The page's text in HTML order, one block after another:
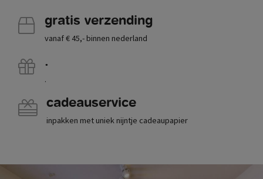
gratis verzending
vanaf € 45,- binnen nederland
.
.
cadeauservice
inpakken met uniek nijntje cadeaupapier